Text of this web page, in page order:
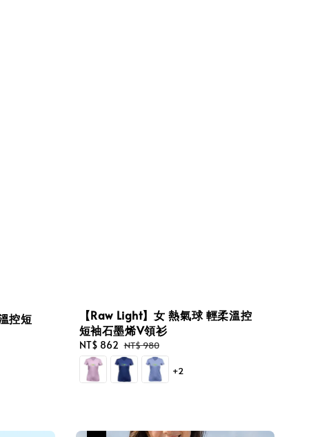
控短
【Raw Light】女 熱氣球 輕柔溫控
短袖石墨烯V領衫
Sale
price
NT$ 862 Regular
price
NT$ 980
+2